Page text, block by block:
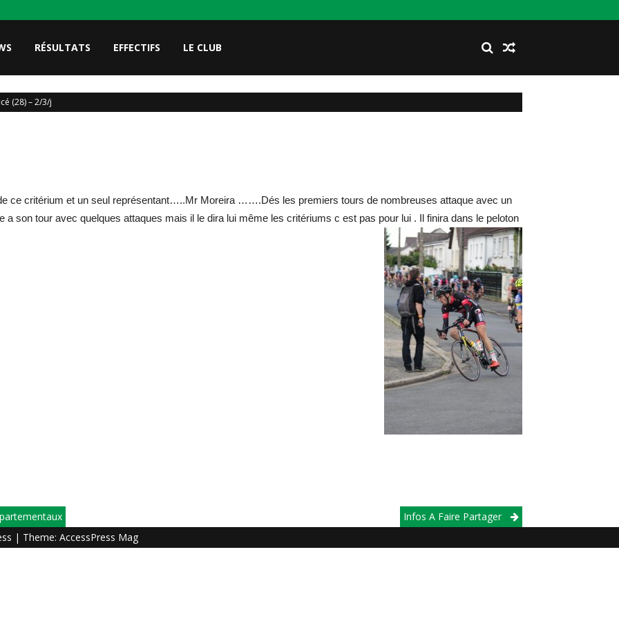
RÉSULTATS EFFECTIFS LE CLUB
(28) – 2/3/j
ce critérium et un seul représentant…..Mr Moreira …….Dés les premiers tours de nombreuses attaque avec un
a son tour avec quelques attaques mais il le dira lui même les critériums c est pas pour lui . Il finira dans le peloton
Infos A Faire Partager
| Theme: AccessPress Mag